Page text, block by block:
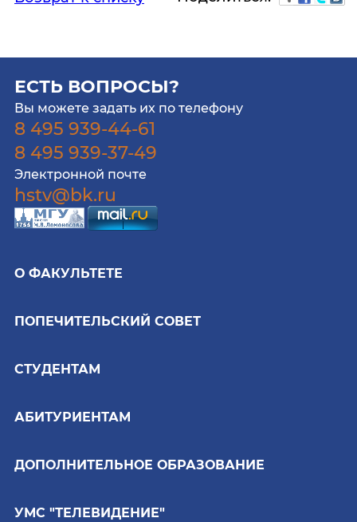
ЕСТЬ ВОПРОСЫ?
Вы можете задать их по телефону
8 495 939-44-61
8 495 939-37-49
Электронной почте
hstv@bk.ru
О ФАКУЛЬТЕТЕ
ПОПЕЧИТЕЛЬСКИЙ СОВЕТ
СТУДЕНТАМ
АБИТУРИЕНТАМ
ДОПОЛНИТЕЛЬНОЕ ОБРАЗОВАНИЕ
УМС "ТЕЛЕВИДЕНИЕ"